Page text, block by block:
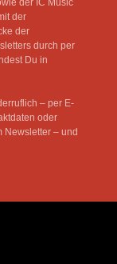
der IC Music
der
der
durch per
Du in
– per E-
oder
Newsletter – und